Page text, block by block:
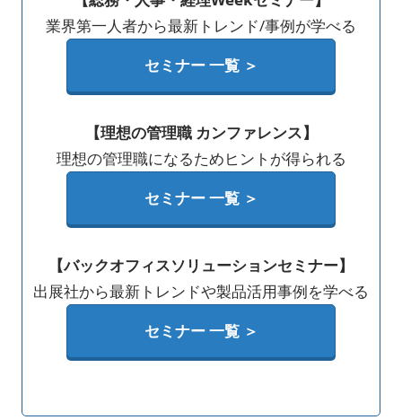
業界第一人者から最新トレンド/事例が学べる
セミナー 一覧 ＞
【理想の管理職 カンファレンス】
理想の管理職になるためヒントが得られる
セミナー 一覧 ＞
【バックオフィスソリューションセミナー】
出展社から最新トレンドや製品活用事例を学べる
セミナー 一覧 ＞